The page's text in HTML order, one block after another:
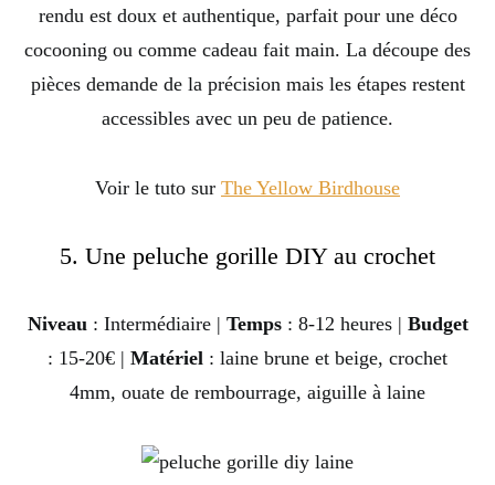
rendu est doux et authentique, parfait pour une déco
cocooning ou comme cadeau fait main. La découpe des
pièces demande de la précision mais les étapes restent
accessibles avec un peu de patience.
Voir le tuto sur The Yellow Birdhouse
5. Une peluche gorille DIY au crochet
Niveau: Intermédiaire | Temps: 8-12 heures | Budget
: 15-20€ | Matériel : laine brune et beige, crochet
4mm, ouate de rembourrage, aiguille à laine